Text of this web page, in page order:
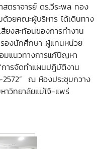
ราจารย์ ดร.วีระพล ทอง
วยคณะผู้บริหาร ได้เดินทาง
ยงสะท้อนของการทำงาน
องนักศึกษา ผู้แทนหน่วย
มแนวทางการแก้ปัญหา
การจัดทำแผนปฎิบัติงาน
ณ ห้องประชุมกวาง
วิทยาลัยแม่โจ้-แพร่